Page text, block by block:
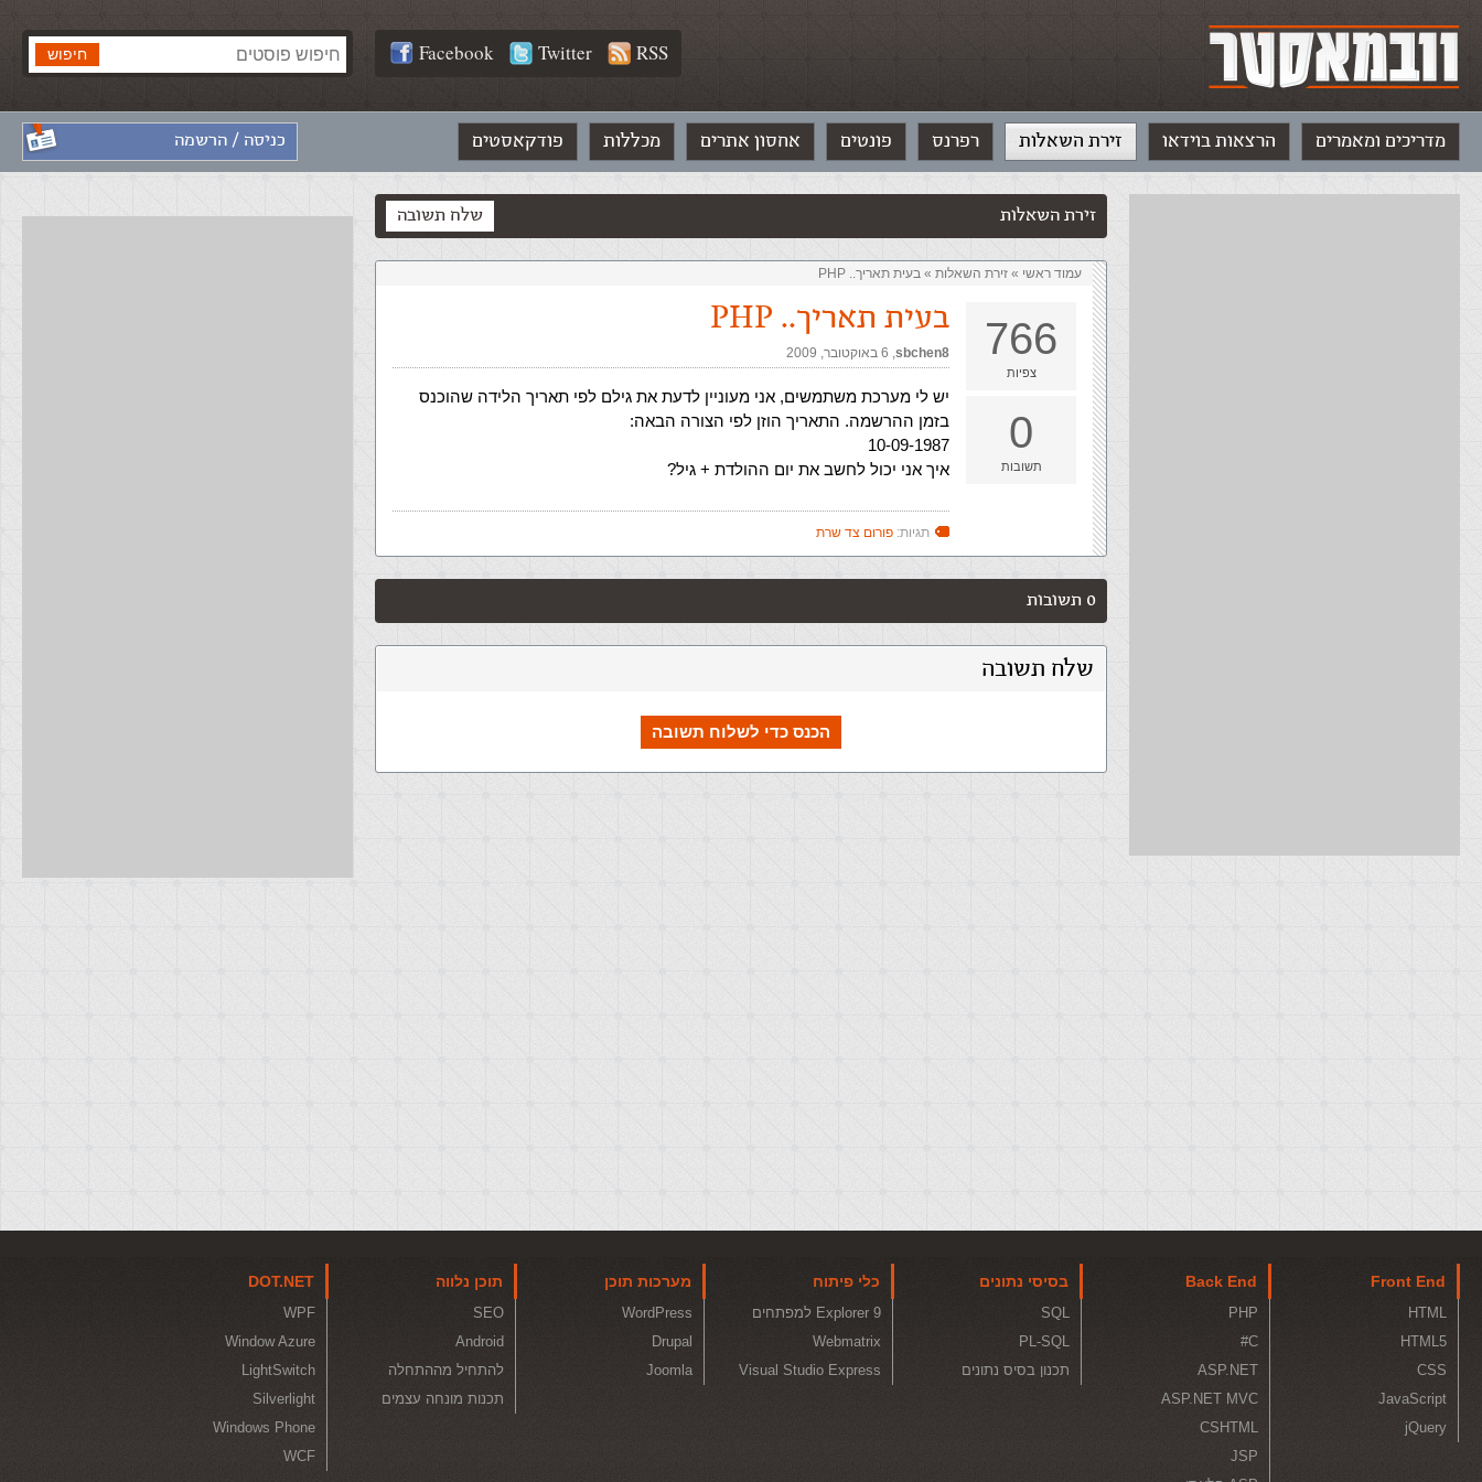
Facebook Twitter RSS
כניסה / הרשמה מדריכים ומאמרים הרצאות בוידאו זירת השאלות רפרנס פונטים אחסון אתרים מכללות פודקאסטים
שלח תשובה זירת השאלות
עמוד ראשי » ‏זירת השאלות‏ » בעית תאריך.. PHP
766
צפיות
0
תשובות
בעית תאריך.. PHP
sbchen8
,‏ 6 באוקטובר, 2009
יש לי מערכת משתמשים, אני מעוניין לדעת את גילם לפי תאריך הלידה שהוכנס
בזמן ההרשמה. התאריך הוזן לפי הצורה הבאה:
10-09-1987
איך אני יכול לחשב את יום ההולדת + גיל?
תגיות: פורום צד שרת
0 תשובות
שלח תשובה
הכנס כדי לשלוח תשובה
Front End
HTML
HTML5
CSS
JavaScript
jQuery
Back End
PHP
C#
ASP.NET
ASP.NET MVC
CSHTML
JSP
בסיסי נתונים
SQL
PL-SQL
תכנון בסיס נתונים
כלי פיתוח
Explorer 9 למפתחים
Webmatrix
Visual Studio Express
מערכות תוכן
WordPress
Drupal
Joomla
תוכן נלווה
SEO
Android
להתחיל מההתחלה
תכנות מונחה עצמים
DOT.NET
WPF
Window Azure
LightSwitch
Silverlight
Windows Phone
WCF